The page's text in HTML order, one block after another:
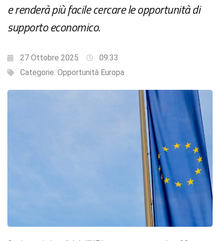
e renderà più facile cercare le opportunità di
supporto economico.
27 Ottobre 2025
09:33
Categorie: Opportunità Europa